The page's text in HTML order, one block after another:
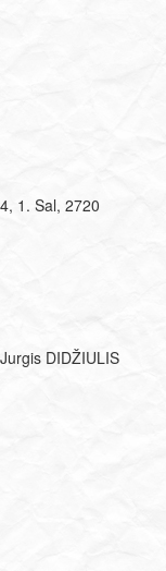
1. Sal, 2720
DIDŽIULIS